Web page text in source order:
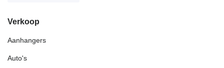
Verkoop
Aanhangers
Auto's